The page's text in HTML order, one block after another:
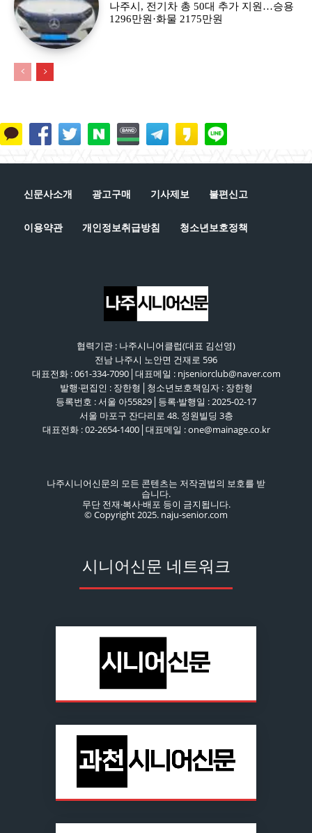
나주시, 전기차 총 50대 추가 지원…승용
1296만원·화물 2175만원
신문사소개 광고구매 기사제보 불편신고
이용약관 개인정보취급방침 청소년보호정책
협력기관 : 나주시니어클럽(대표 김선영)
전남 나주시 노안면 건재로 596
대표전화 : 061-334-7090│대표메일 : njseniorclub@naver.com
발행·편집인 : 장한형│청소년보호책임자 : 장한형
등록번호 : 서울 아55829│등록·발행일 : 2025-02-17
서울 마포구 잔다리로 48. 정원빌딩 3층
대표전화 : 02-2654-1400│대표메일 : one@mainage.co.kr
나주시니어신문의 모든 콘텐츠는 저작권법의 보호를 받
습니다.
무단 전재·복사·배포 등이 금지됩니다.
© Copyright 2025. naju-senior.com
시니어신문 네트워크